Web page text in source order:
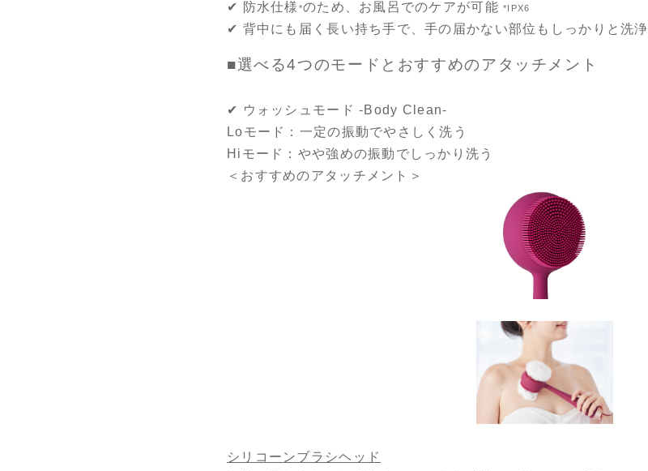
✔ 防水仕様 *のため、お風呂でのケアが可能*IPX6
✔ 背中にも届く長い持ち手で、手の届かない部位もしっかりと洗浄
■選べる4つのモードとおすすめのアタッチメント
✔ ウォッシュモード -Body Clean-
Loモード：一定の振動でやさしく洗う
Hiモード：やや強めの振動でしっかり洗う
＜おすすめのアタッチメント＞
シリコーンブラシヘッド